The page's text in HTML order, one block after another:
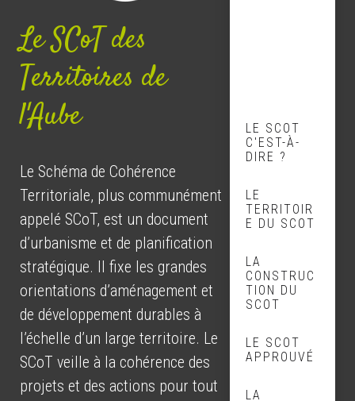
Le SCoT des
Territoires de
l'Aube
Le Schéma de Cohérence
Territoriale, plus communément
appelé SCoT, est un document
d’urbanisme et de planification
stratégique. Il fixe les grandes
orientations d’aménagement et
de développement durables à
l’échelle d’un large territoire. Le
SCoT veille à la cohérence des
projets et des actions pour tout
LE SCOT
C'EST-À-
DIRE ?
LE
TERRITOIR
E DU SCOT
LA
CONSTRUC
TION DU
SCOT
LE SCOT
APPROUVÉ
LA